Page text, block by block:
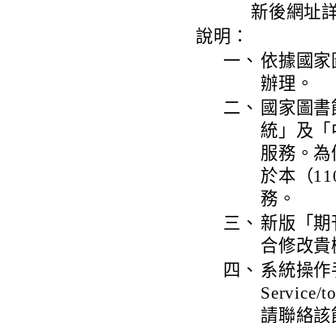
新後網址
說明：
一、 依據國家
辦理。
二、 國家圖
統」及「
服務。
於本（
務。
三、 新版「
合修改貴
四、 系統操
Service/
請聯絡該